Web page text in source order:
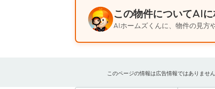
この物件についてAI
AIホームズくんに、物件の見方
このページの情報は広告情報ではありま